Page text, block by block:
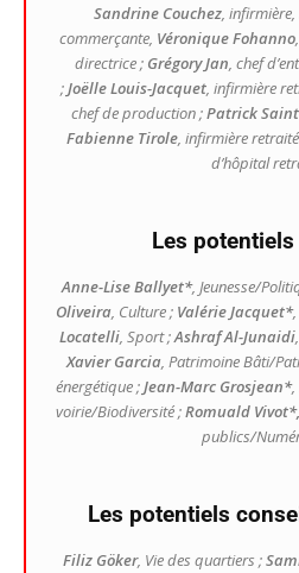
Sandrine Couchez, infirmière,
commerçante, Véronique Fohanno
directrice ; Grégory Jan, chef
;Joëlle Louis-Jacquet, infirmière
chef de production ;Patrick
Fabienne Tirole, infirmière
d’hôpital
Les
Anne-Lise Ballyet*, Jeunesse/
Oliveira, Culture ; Valérie Jacquet*
Locatelli, Sport ;Ashraf Al-Junaidi
Xavier Garcia, Patrimoine Bâti/
énergétique ;Jean-Marc Grosjean*
voirie/Biodiversité ;Romuald Vivot*,
publics/
Les potentiels
Filiz Göker, Vie des quartiers ;